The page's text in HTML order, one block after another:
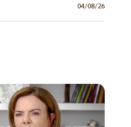
04/08/26